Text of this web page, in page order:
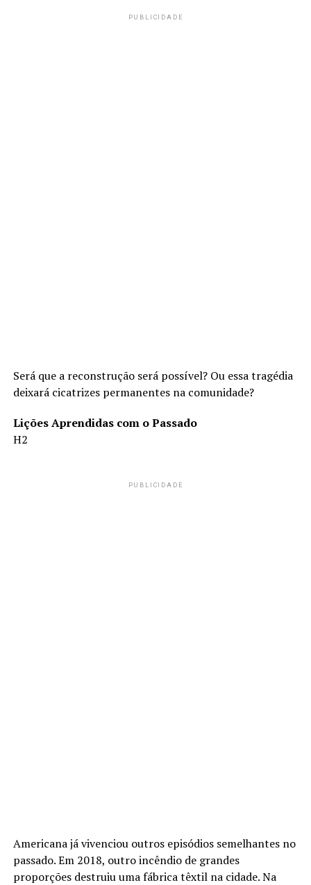
PUBLICIDADE
Será que a reconstrução será possível? Ou essa tragédia
deixará cicatrizes permanentes na comunidade?
Lições Aprendidas com o Passado
H2
PUBLICIDADE
Americana já vivenciou outros episódios semelhantes no
passado. Em 2018, outro incêndio de grandes
proporções destruiu uma fábrica têxtil na cidade. Na